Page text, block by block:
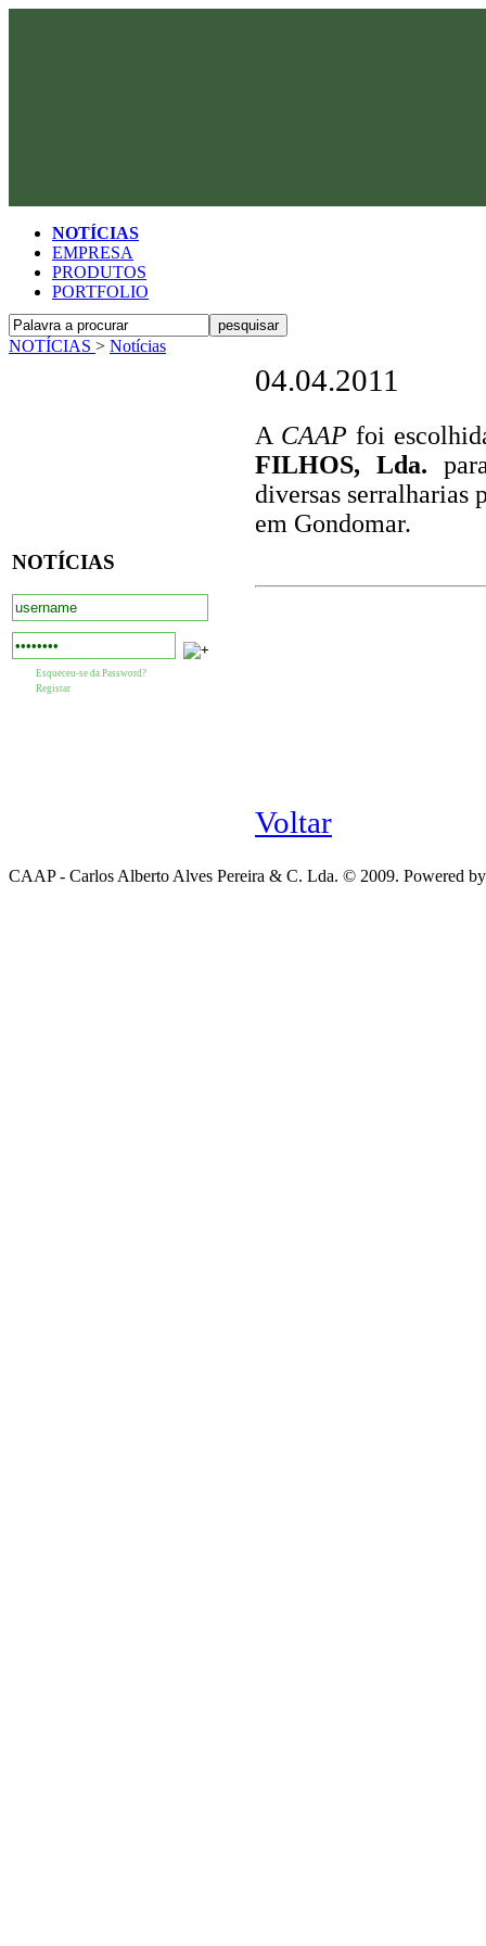
NOTÍCIAS
EMPRESA
PRODUTOS
PORTFOLIO
NOTÍCIAS > Notícias
NOTÍCIAS
Esqueceu-se da Password?
Registar
04.04.2011
A CAAP foi
FILHOS, Lda.
diversas serralharias
em Gondomar.
Voltar
CAAP - Carlos Alberto Alves Pereira & C. Lda. © 2009. Powered